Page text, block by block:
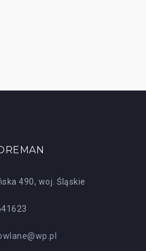
490, woj. Śląskie